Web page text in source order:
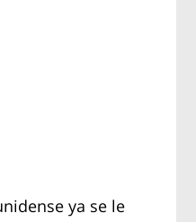
ya se le